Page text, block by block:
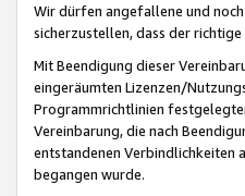
Wir dürfen angefallene und
sicherzustellen, dass der
Mit Beendigung dieser
eingeräumten Lizenzen/
Programmrichtlinien
Vereinbarung, die nach
entstandenen Verbindlichkeiten
begangen wurde.